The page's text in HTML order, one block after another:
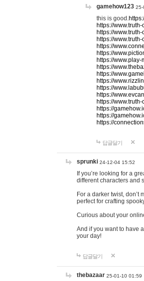
gamehow123 25-
this is good.
https://
https://
https://
https://
https://
https://
https://
https://
https://
https://
https://
https://
https://
https://
https://
답글달기
sprunki 24-12-04 15:52
If you’re looking for a
different characters and
For a darker twist, don’t
perfect for crafting
Curious about your
And if you want to have
your day!
답글달기
thebazaar 25-01-10 01:59